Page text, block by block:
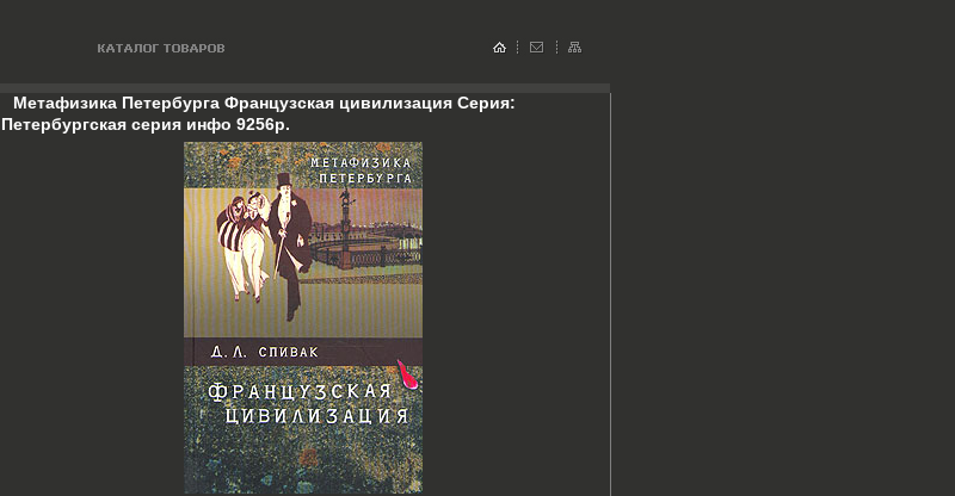
Метафизика Петербурга Французская цивилизация Серия:
Петербургская серия инфо 9256p.